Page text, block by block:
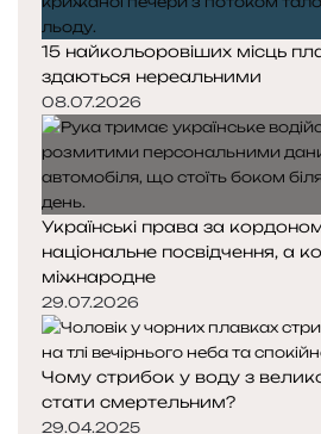
15 найкольоровіших місць
здаються нереальними
08.07.2026
Українські права за
національне посвідчення, а
міжнародне
29.07.2026
Чому стрибок у воду з
стати смертельним?
29.04.2025